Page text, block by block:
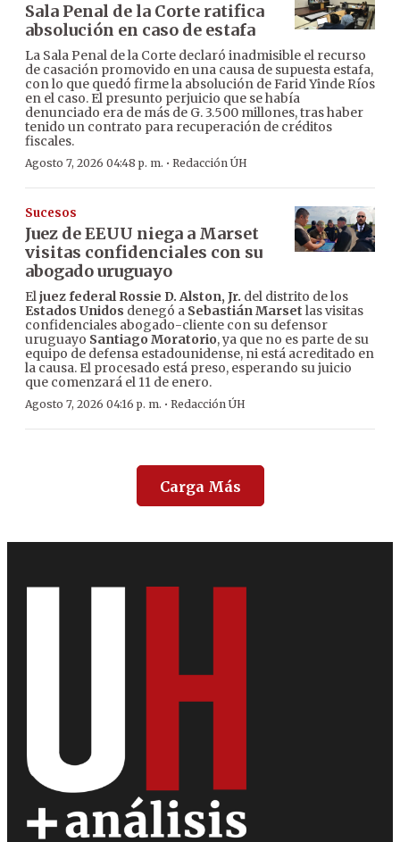
Sala Penal de la Corte ratifica
absolución en caso de estafa
La Sala Penal de la Corte declaró inadmisible el recurso
de casación promovido en una causa de supuesta estafa,
con lo que quedó firme la absolución de Farid Yinde Ríos
en el caso. El presunto perjuicio que se había
denunciado era de más de G. 3.500 millones, tras haber
tenido un contrato para recuperación de créditos
fiscales.
Agosto 7, 2026 04:48 p. m. · Redacción ÚH
Sucesos
Juez de EEUU niega a Marset
visitas confidenciales con su
abogado uruguayo
Eljuez federal Rossie D. Alston, Jr. del distrito de los
Estados Unidos denegó a Sebastián Marset las visitas
confidenciales abogado-cliente con su defensor
uruguayo Santiago Moratorio, ya que no es parte de su
equipo de defensa estadounidense, ni está acreditado en
la causa. El procesado está preso, esperando su juicio
que comenzará el 11 de enero.
Agosto 7, 2026 04:16 p. m. · Redacción ÚH
Carga Más